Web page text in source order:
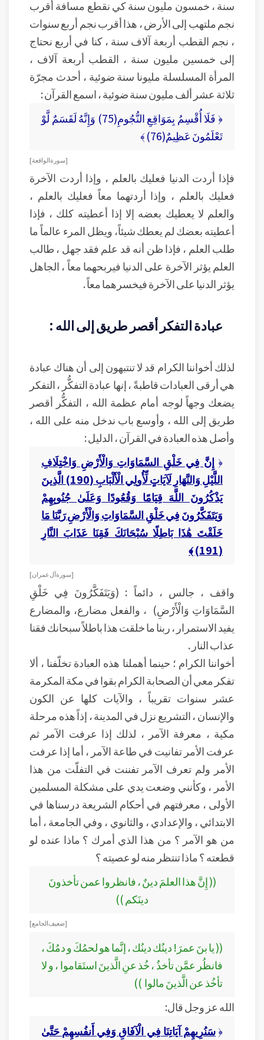
سنة ، خمسون مليون سنة كي نقطع مسافة أقرب
نجم ملتهب إلى الأرض ، هذا أقرب نجم أربع سنوات
، نجم القطب أربعة آلاف سنة ، كنا في أربع نحتاج
إلى خمسين مليون سنة ، القطب أربعة آلاف ،
المرأة المسلسلة مليونا سنة ضوئية ، أحدث مجرّة
ثلاثة عشر ألف مليون سنة ضوئية ، اسمع القرآن :
﴿ فَلَا أُقْسِمُ بِمَوَاقِعِ النُّجُومِ(75) وَإِنَّهُ لَقَسَمٌ لَّوْ
تَعْلَمُونَ عَظِيمٌ(76) ﴾
[ سورة الواقعة ]
فإذا أردت الدنيا فعليك بالعلم ، وإذا أردت الآخرة
فعليك بالعلم ، وإذا أردتهما معاً فعليك بالعلم ،
والعلم لا يعطيك بعضه إلا إذا أعطيته كلك ، فإذا
أعطيته بعضك لم يعطك شيئاً، ويظل المرء عالماً ما
طلب العلم ، فإذا ظن أنه قد علم فقد جهل ، طالب
العلم يؤثر الآخرة على الدنيا فيربحهما معاً ، الجاهل
يؤثر الدنيا على الآخرة فيخسرهما معاً .
عبادة التفكر أقصر طريق إلى الله :
لذلك أخواننا الكرام قد لا تنتبهون إلى أن هناك عبادة
هي أرقى العبادات قاطبةً ، إنها عبادة التفكُّر ، التفكر
يضعك وجهاً لوجه أمام عظمة الله ، التفكُّر أقصر
طريق إلى الله ، وأوسع باب ندخل منه على الله ،
وأصل هذه العبادة في القرآن ، الدليل :
﴿ إِنَّ فِي خَلْقِ السَّمَاوَاتِ وَالْأَرْضِ وَاخْتِلَافِ
اللَّيْلِ وَالنَّهَارِ لَآيَاتٍ لِّأُولِي الْأَلْبَابِ (190) الَّذِينَ
يَذْكُرُونَ اللَّهَ قِيَامًا وَقُعُودًا وَعَلَىٰ جُنُوبِهِمْ
وَيَتَفَكَّرُونَ فِي خَلْقِ السَّمَاوَاتِ وَالْأَرْضِ رَبَّنَا مَا
خَلَقْتَ هَٰذَا بَاطِلًا سُبْحَانَكَ فَقِنَا عَذَابَ النَّارِ
(191) ﴾
[ سورة آل عمران ]
واقف ، جالس ، دائماً : (وَيَتَفَكَّرُونَ فِي خَلْقِ
السَّمَاوَاتِ وَالْأَرْضِ) ، والفعل مضارع، والمضارع
يفيد الاستمرار ، ربنا ما خلقت هذا باطلاً سبحانك فقنا
عذاب النار .
أخواننا الكرام ؛ حينما أهملنا هذه العبادة تخلّفنا ، ألا
تفكر معي أن الصحابة الكرام بقوا في مكة المكرمة
عشر سنوات تقريباً ، والآيات كلها عن الكون
والإنسان ، التشريع نزل في المدينة ، إذاً هذه مرحلة
مكية ، معرفة الآمر ، لذلك إذا عرفت الآمر ثم
عرفت الأمر تفانيت في طاعة الآمر ، أما إذا عرفت
الأمر ولم تعرف الآمر تفننت في التفلّت من هذا
الأمر ، وكأنني وضعت يدي على مشكلة المسلمين
الأولى ، معرفتهم في أحكام الشريعة درسناها في
الابتدائي ، والإعدادي ، والثانوي ، وفي الجامعة ، أما
من هو الآمر ؟ من هذا الذي أمرك ؟ ماذا عنده لو
قطعته ؟ ماذا تنتظر منه لو عصيته ؟
(( إِنَّ هذا العلمَ دينٌ ، فانظروا عمن تأخذونَ
دينَكم ))
[ ضعيف الجامع ]
(( يا بنَ عمرَ! دينُك دينُك ، إنَّما هو لحمُكَ و دمُكَ ،
فانظُر عمَّن تأخذُ ، خُذ عنِ الَّذينَ استَقاموا ، و لا
تأخُذ عن الَّذينَ مالوا ))
الله عز وجل قال:
﴿سَنُرِيهِمْ آيَاتِنَا فِي الْآفَاقِ وَفِي أَنفُسِهِمْحَتَّىٰ